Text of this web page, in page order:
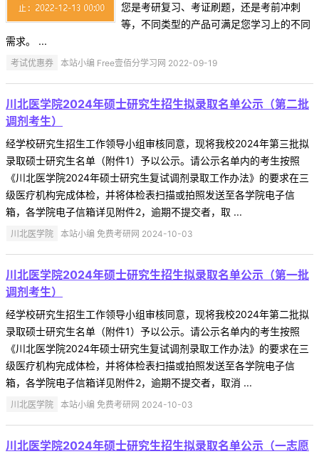
您是考研复习、考证刷题，还是考前冲刺
等，不同类型的产品可满足您学习上的不同
需求。 ...
考试优惠券 本站小编 Free壹佰分学习网 2022-09-19
川北医学院2024年硕士研究生招生拟录取名单公示（第二批
调剂考生）
经学校研究生招生工作领导小组审核同意，现将我校2024年第三批拟
录取硕士研究生名单（附件1）予以公示。请公示名单内的考生按照
《川北医学院2024年硕士研究生复试调剂录取工作办法》的要求在三
级医疗机构完成体检，并将体检表扫描或拍照发送至各学院电子信
箱，各学院电子信箱详见附件2，逾期不提交者，取 ...
川北医学院 本站小编 免费考研网 2024-10-03
川北医学院2024年硕士研究生招生拟录取名单公示（第一批
调剂考生）
经学校研究生招生工作领导小组审核同意，现将我校2024年第二批拟
录取硕士研究生名单（附件1）予以公示。请公示名单内的考生按照
《川北医学院2024年硕士研究生复试调剂录取工作办法》的要求在三
级医疗机构完成体检，并将体检表扫描或拍照发送至各学院电子信
箱，各学院电子信箱详见附件2，逾期不提交者，取消 ...
川北医学院 本站小编 免费考研网 2024-10-03
川北医学院2024年硕士研究生招生拟录取名单公示（一志愿